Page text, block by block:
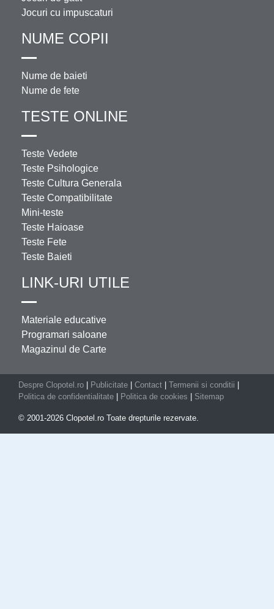
Jocuri cu impuscaturi
NUME COPII
Nume de baieti
Nume de fete
TESTE ONLINE
Teste Vedete
Teste Psihologice
Teste Cultura Generala
Teste Compatibilitate
Mini-teste
Teste Haioase
Teste Fete
Teste Baieti
LINK-URI UTILE
Materiale educative
Programari saloane
Magazinul de Carte
Despre Clopotel.ro Publicitate Contact Termenii si conditii
Politica de confidentialitate
Politica de cookies Sitemap
© 2001-2026 Clopotel.ro Toate drepturile rezervate.